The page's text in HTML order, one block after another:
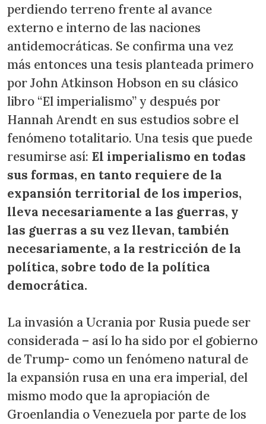
perdiendo terreno frente al avance
externo e interno de las naciones
antidemocráticas. Se confirma una vez
más entonces una tesis planteada primero
por John Atkinson Hobson en su clásico
libro “El imperialismo” y después por
Hannah Arendt en sus estudios sobre el
fenómeno totalitario. Una tesis que puede
resumirse así: El imperialismo en todas
sus formas, en tanto requiere de la
expansión territorial de los imperios,
lleva necesariamente a las guerras, y
las guerras a su vez llevan, también
necesariamente, a la restricción de la
política, sobre todo de la política
democrática.
La invasión a Ucrania por Rusia puede ser
considerada – así lo ha sido por el gobierno
de Trump- como un fenómeno natural de
la expansión rusa en una era imperial, del
mismo modo que la apropiación de
Groenlandia o Venezuela por parte de los